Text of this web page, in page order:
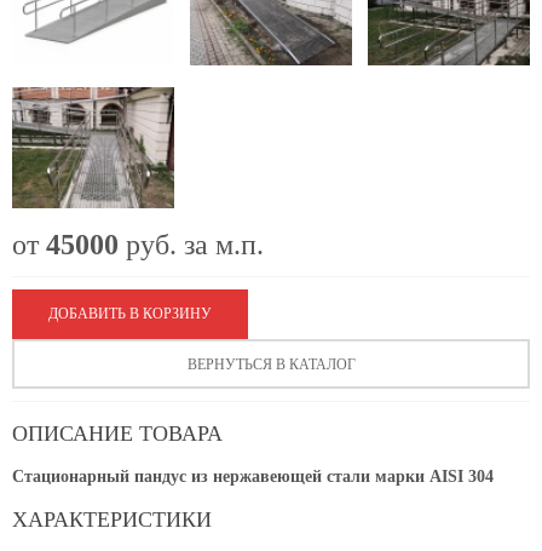
от45000 руб. за м.п.
ДОБАВИТЬ В КОРЗИНУ
ВЕРНУТЬСЯ В КАТАЛОГ
ОПИСАНИЕ ТОВАРА
Стационарный пандус из нержавеющей стали марки AISI 304
ХАРАКТЕРИСТИКИ